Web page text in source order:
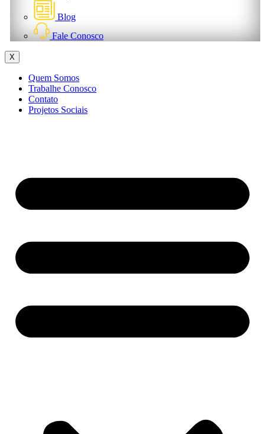
Blog
Fale Conosco
X
Quem Somos
Trabalhe Conosco
Contato
Projetos Sociais